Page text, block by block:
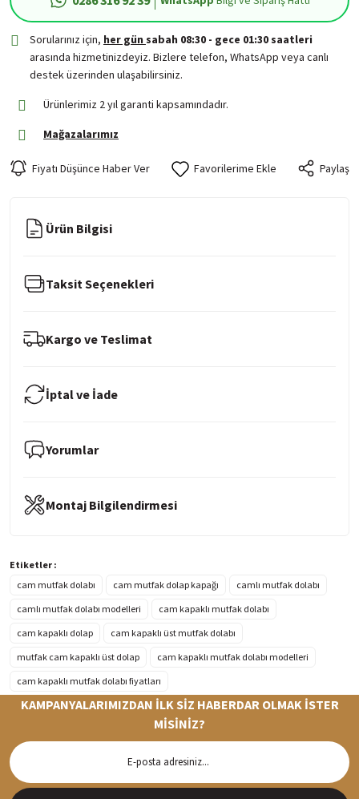
Sorularınız için, her gün sabah 08:30 - gece 01:30 saatleri
arasında hizmetinizdeyiz. Bizlere telefon, WhatsApp veya canlı
destek üzerinden ulaşabilirsiniz.
Ürünlerimiz 2 yıl garanti kapsamındadır.
Mağazalarımız
Fiyatı Düşünce Haber Ver Paylaş
Ürün Bilgisi
Taksit Seçenekleri
Kargo ve Teslimat
İptal ve İade
Yorumlar
Montaj Bilgilendirmesi
Etiketler :
cam mutfak dolabı
cam mutfak dolap kapağı
camlı mutfak dolabı
camlı mutfak dolabı modelleri
cam kapaklı mutfak dolabı
cam kapaklı dolap
cam kapaklı üst mutfak dolabı
mutfak cam kapaklı üst dolap
cam kapaklı mutfak dolabı modelleri
cam kapaklı mutfak dolabı fiyatları
Siparişleriniz en kısa sürede hazırlanarak kargoya verilir
KAMPANYALARIMIZDAN İLK SİZ HABERDAR OLMAK İSTER
MİSİNİZ?